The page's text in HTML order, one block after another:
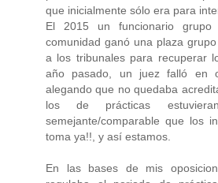
que inicialmente sólo era para
El 2015 un funcionario
comunidad ganó una plaza
a los tribunales para recuperar
año pasado, un juez falló en
alegando que no quedaba
los de prácticas
semejante/comparable que los
toma ya!!, y así estamos.
En las bases de mis